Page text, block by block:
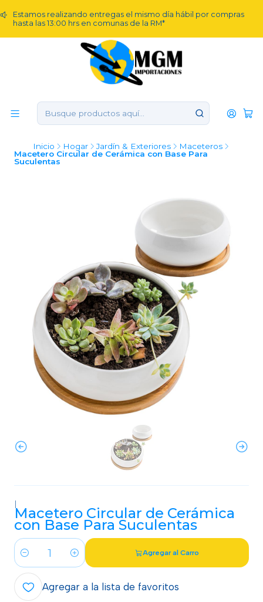
Estamos realizando entregas el mismo día hábil por compras
hasta las 13:00 hrs en comunas de la RM*
Inicio Hogar Jardín & Exteriores
Maceteros
Macetero Circular de Cerámica con Base Para
Suculentas
|
Macetero Circular de Cerámica
con Base Para Suculentas
Cantidad
Agregar al Carro
Agregar a la lista de favoritos